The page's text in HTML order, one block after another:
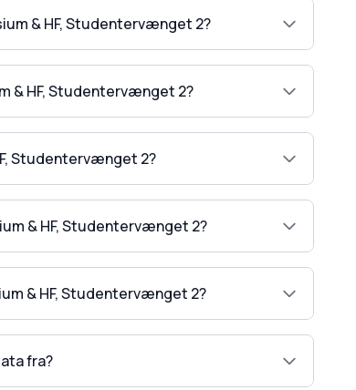
& HF, Studentervænget 2?
& HF, Studentervænget 2?
Studentervænget 2?
& HF, Studentervænget 2?
& HF, Studentervænget 2?
fra?